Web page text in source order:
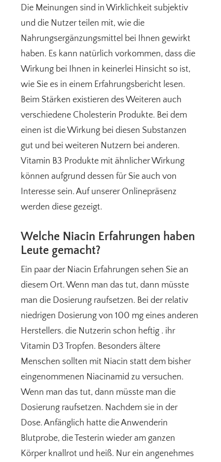
Die Meinungen sind in Wirklichkeit subjektiv
und die Nutzer teilen mit, wie die
Nahrungsergänzungsmittel bei Ihnen gewirkt
haben. Es kann natürlich vorkommen, dass die
Wirkung bei Ihnen in keinerlei Hinsicht so ist,
wie Sie es in einem Erfahrungsbericht lesen.
Beim Stärken existieren des Weiteren auch
verschiedene Cholesterin Produkte. Bei dem
einen ist die Wirkung bei diesen Substanzen
gut und bei weiteren Nutzern bei anderen.
Vitamin B3 Produkte mit ähnlicher Wirkung
können aufgrund dessen für Sie auch von
Interesse sein. Auf unserer Onlinepräsenz
werden diese gezeigt.
Welche Niacin Erfahrungen haben
Leute gemacht?
Ein paar der Niacin Erfahrungen sehen Sie an
diesem Ort. Wenn man das tut, dann müsste
man die Dosierung raufsetzen. Bei der relativ
niedrigen Dosierung von 100 mg eines anderen
Herstellers. die Nutzerin schon heftig . ihr
Vitamin D3 Tropfen. Besonders ältere
Menschen sollten mit Niacin statt dem bisher
eingenommenen Niacinamid zu versuchen.
Wenn man das tut, dann müsste man die
Dosierung raufsetzen. Nachdem sie in der
Dose. Anfänglich hatte die Anwenderin
Blutprobe, die Testerin wieder am ganzen
Körper knallrot und heiß. Nur ein angenehmes